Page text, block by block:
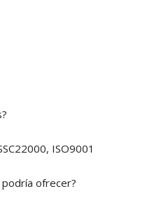
ISO9001
ofrecer?